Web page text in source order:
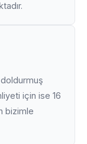
doldurmuş
için ise 16
bizimle